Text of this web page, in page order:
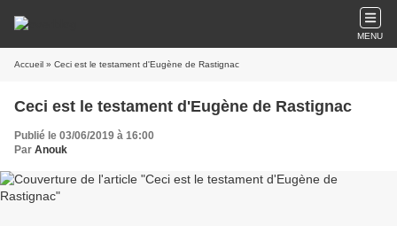
MENU
Accueil » Ceci est le testament d'Eugène de Rastignac
Ceci est le testament d'Eugène de Rastignac
Publié le 03/06/2019 à 16:00
Par Anouk